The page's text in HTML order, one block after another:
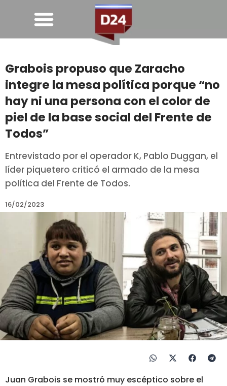
Grabois propuso que Zaracho
integre la mesa política porque “no
hay ni una persona con el color de
piel de la base social del Frente de
Todos”
Entrevistado por el operador K, Pablo Duggan, el
líder piquetero criticó el armado de la mesa
política del Frente de Todos.
16/02/2023
Juan Grabois se mostró muy escéptico sobre el